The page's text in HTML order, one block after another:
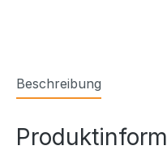
Beschreibung